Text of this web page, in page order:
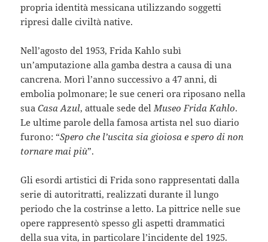
propria identità messicana utilizzando soggetti
ripresi dalle civiltà native.
Nell’agosto del 1953, Frida Kahlo subì
un’amputazione alla gamba destra a causa di una
cancrena. Morì l’anno successivo a 47 anni, di
embolia polmonare; le sue ceneri ora riposano nella
suaCasa Azul, attuale sede del Museo Frida Kahlo.
Le ultime parole della famosa artista nel suo diario
furono: “Spero che l’uscita sia gioiosa e spero di non
tornare mai più”.
Gli esordi artistici di Frida sono rappresentati dalla
serie di autoritratti, realizzati durante il lungo
periodo che la costrinse a letto. La pittrice nelle sue
opere rappresentò spesso gli aspetti drammatici
della sua vita, in particolare l’incidente del 1925.